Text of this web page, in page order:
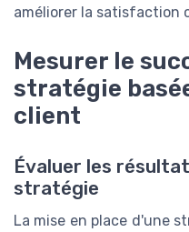
améliorer la satisfaction
Mesurer le
stratégie
client
Évaluer les
stratégie
La mise en place d'une